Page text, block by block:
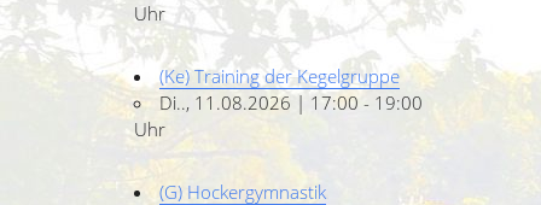
Uhr
(Ke) Training der Kegelgruppe
Di.., 11.08.2026 | 17:00 - 19:00
Uhr
(G) Hockergymnastik